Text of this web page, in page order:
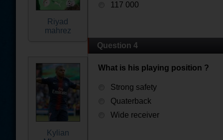
Riyad
mahrez
Kylian
117 000
Question 4
What is his playing position ?
Strong safety
Quaterback
Wide receiver